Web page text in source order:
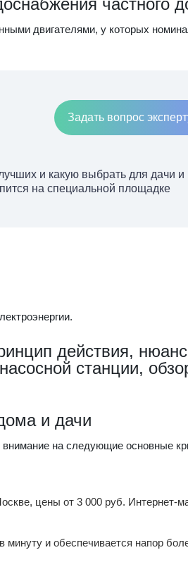
частного
двигателями, у которых
Задать вопрос
и какую выбрать для дачи и
на специальной площадке
действия,
станции,
и дачи
на следующие основные
цены от 3 000 руб. Интернет-
минуту и обеспечивается напор